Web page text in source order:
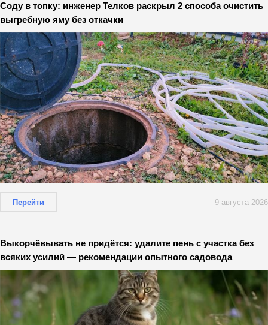
Соду в топку: инженер Телков раскрыл 2 способа очистить
выгребную яму без откачки
Перейти 9 августа 2026
Выкорчёвывать не придётся: удалите пень с участка без
всяких усилий — рекомендации опытного садовода